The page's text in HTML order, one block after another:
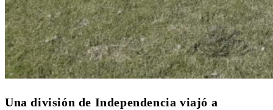
Una división de Independencia viajó a